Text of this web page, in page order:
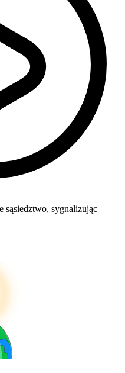
sąsiedztwo, sygnalizując